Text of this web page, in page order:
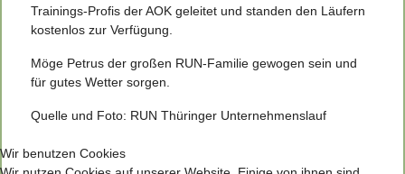
Trainings-Profis der AOK geleitet und standen den Läufern
kostenlos zur Verfügung.
Möge Petrus der großen RUN-Familie gewogen sein und
für gutes Wetter sorgen.
Quelle und Foto: RUN Thüringer Unternehmenslauf
Wir benutzen Cookies